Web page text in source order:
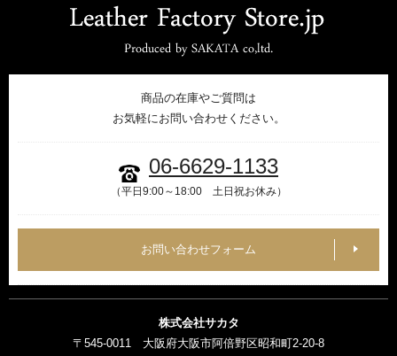
商品の在庫やご質問は
お気軽にお問い合わせください。
06-6629-1133
（平日9:00～18:00 土日祝お休み）
お問い合わせフォーム
株式会社サカタ
〒545-0011 大阪府大阪市阿倍野区昭和町2-20-8